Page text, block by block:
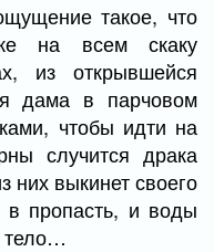
такое, что
на всем скаку
из открывшейся
дама в парчовом
чтобы идти на
случится драка
них выкинет своего
в пропасть, и воды
тело…